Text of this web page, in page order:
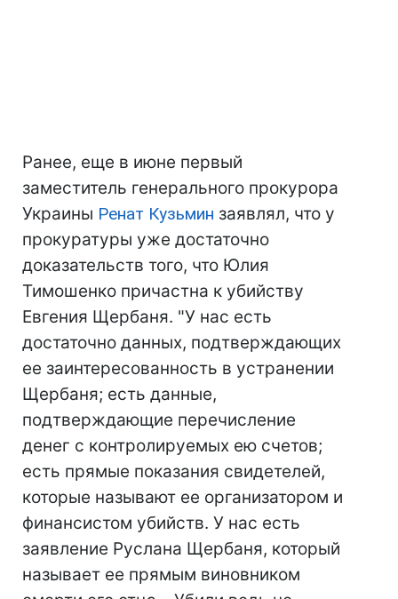
Ранее, еще в июне первый
заместитель генерального прокурора
Украины Ренат Кузьмин заявлял, что у
прокуратуры уже достаточно
доказательств того, что Юлия
Тимошенко причастна к убийству
Евгения Щербаня. "У нас есть
достаточно данных, подтверждающих
ее заинтересованность в устранении
Щербаня; есть данные,
подтверждающие перечисление
денег с контролируемых ею счетов;
есть прямые показания свидетелей,
которые называют ее организатором и
финансистом убийств. У нас есть
заявление Руслана Щербаня, который
называет ее прямым виновником